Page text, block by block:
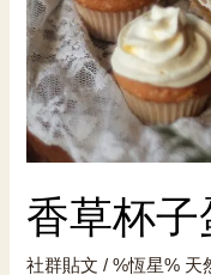
香草杯子
社群貼文 / %恆星% 天